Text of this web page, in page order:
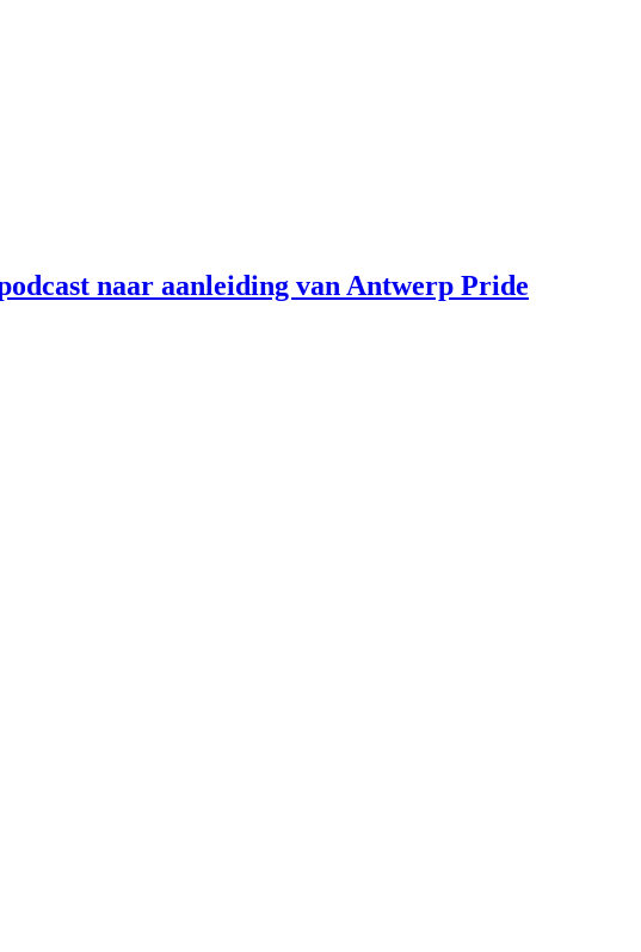
naar aanleiding van Antwerp Pride